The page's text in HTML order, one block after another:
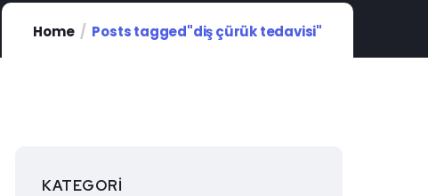
Home Posts tagged"diş çürük tedavisi"
KATEGORI